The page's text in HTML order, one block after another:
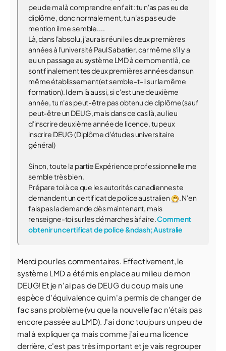
peu de mal à comprendre en fait : tu n'as pas eu de
diplôme, donc normalement, tu n'as pas eu de
mention il me semble....
Là, dans l'absolu, j'aurais réuni les deux premières
années à l'université Paul Sabatier, car même s'il y a
eu un passage au système LMD à ce moment là, ce
sont finalement tes deux premières années dans un
même établissement (et semble-t-il sur la même
formation). Idem là aussi, si c'est une deuxième
année, tu n'as peut-être pas obtenu de diplôme (sauf
peut-être un DEUG, mais dans ce cas là, au lieu
d'inscrire deuxième année de licence, tu peux
inscrire DEUG (Diplôme d'études universitaire
général)
Sinon, toute la partie Expérience professionnelle me
semble très bien.
Prépare toi à ce que les autorités canadiennes te
demandent un certificat de police australien
. N'en
fais pas la demande dès maintenant, mais
renseigne-toi sur les démarches à faire.Comment
obtenir un certificat de police &ndash; Australie
Merci pour les commentaires. Effectivement, le
système LMD a été mis en place au milieu de mon
DEUG! Et je n'ai pas de DEUG du coup mais une
espèce d'équivalence qui m'a permis de changer de
fac sans problème (vu que la nouvelle fac n'étais pas
encore passée au LMD). J'ai donc toujours un peu de
mal à expliquer ça mais comme j'ai eu ma licence
derrière, c'est pas très important et je vais regrouper